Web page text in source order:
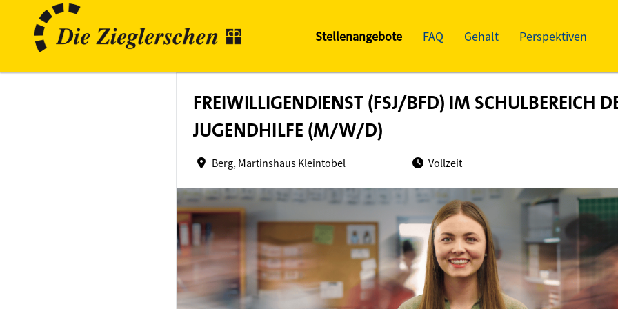
Stellenangebote FAQ Gehalt Perspektiven
FREIWILLIGENDIENST (FSJ/BFD) IM SCHULBEREICH
JUGENDHILFE (M/W/D)
Berg, Martinshaus Kleintobel Vollzeit